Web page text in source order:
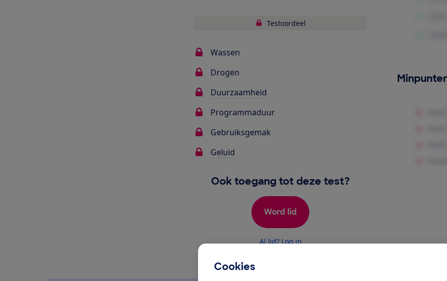
Cookies
Testoordeel
Wassen
Drogen
Duurzaamheid
Programmaduur
Gebruiksgemak
Geluid
Ook toegang tot deze test?
Word lid
Al lid? Log in